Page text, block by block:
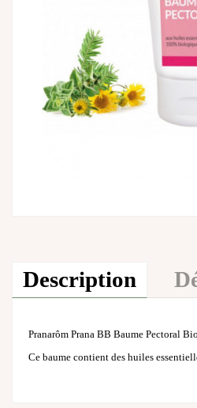
Description
Pranarôm Prana BB Baume Pectoral
Ce baume contient des huiles